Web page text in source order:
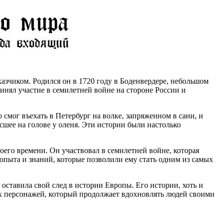
Родился он в 1720 году в Боденвердере, небольшом
участие в семилетней войне на стороне России и
въехать в Петербург на волке, запряженном в сани, и
на голове у оленя. Эти истории были настолько
времени. Он участвовал в семилетней войне, которая
и знаний, которые позволили ему стать одним из самых
свой след в истории Европы. Его истории, хоть и
который продолжает вдохновлять людей своими